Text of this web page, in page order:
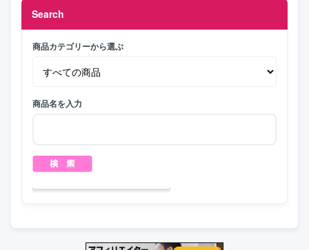
Search
商品カテゴリーから選ぶ
商品名を入力